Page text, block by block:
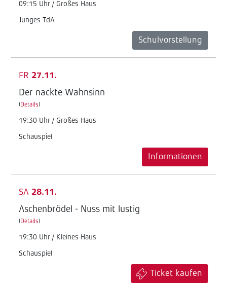
09:15 Uhr / Großes Haus
Junges TdA
Schulvorstellung
FR 27.11.
Der nackte Wahnsinn
(Details)
19:30 Uhr / Großes Haus
Schauspiel
Informationen
SA 28.11.
Aschenbrödel - Nuss mit lustig
(Details)
19:30 Uhr / Kleines Haus
Schauspiel
Ticket kaufen